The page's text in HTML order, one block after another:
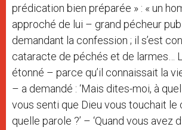
prédication bien préparée » : « un
approché de lui – grand pécheur
demandant la confession ; il s’est
cataracte de péchés et de larmes…
étonné – parce qu’il connaissait la
– a demandé : ‘Mais dites-moi, à
vous senti que Dieu vous touchait
quelle parole ?’ – ‘Quand vous avez